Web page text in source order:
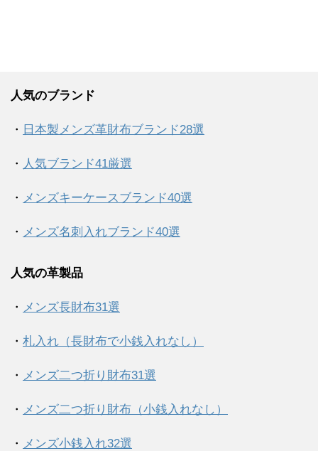
人気のブランド
・ 日本製メンズ革財布ブランド28選
・ 人気ブランド41厳選
・ メンズキーケースブランド40選
・ メンズ名刺入れブランド40選
人気の革製品
・ メンズ長財布31選
・ 札入れ（長財布で小銭入れなし）
・ メンズ二つ折り財布31選
・ メンズ二つ折り財布（小銭入れなし）
・ メンズ小銭入れ32選